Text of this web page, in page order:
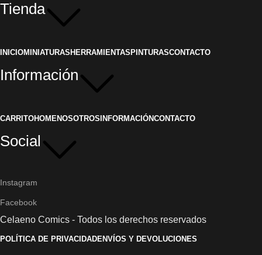
Tienda
INICIOMINIATURAS HERRAMIENTAS PINTURASCONTACTO
Información
CARRITOHOMENOSOTROS INFORMACIÓNCONTACTO
Social
Instagram
Facebook
Celaeno Comics - Todos los derechos reservados
POLÍTICA DE PRIVACIDADENVÍOS Y DEVOLUCIONES